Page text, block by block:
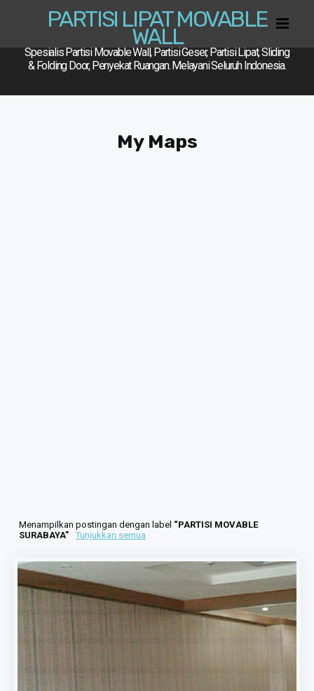
PARTISI LIPAT MOVABLE
WALL
Spesialis Partisi Movable Wall, Partisi Geser, Partisi Lipat, Sliding
& Folding Door, Penyekat Ruangan. Melayani Seluruh Indonesia.
My Maps
Menampilkan postingan dengan label
PARTISI MOVABLE
SURABAYA
Tunjukkan semua